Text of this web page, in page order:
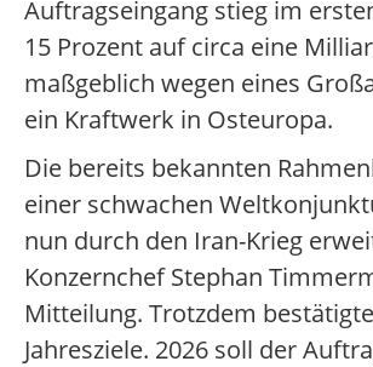
Auftragseingang stieg im
15 Prozent auf circa eine
maßgeblich wegen eines
ein Kraftwerk in Osteuropa.
Die bereits bekannten
einer schwachen
nun durch den Iran-Krieg
Konzernchef Stephan
Mitteilung. Trotzdem
Jahresziele. 2026 soll der